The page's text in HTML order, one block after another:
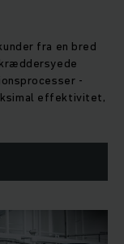
fra en bred
-
effektivitet,